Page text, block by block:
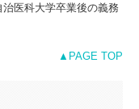
医科大学卒業後の義務
▲PAGE TOP